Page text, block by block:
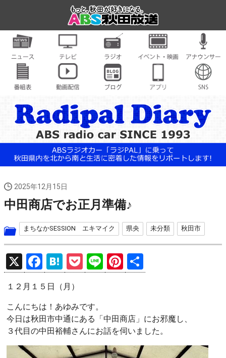
2025年12月15日
中田商店でお正月準備♪
まちなかSESSION エキマイク 県央 未分類 秋田市
X
F
a
ce
b
o
o
H
at
e
n
a
P
o
et
Li
n
Pi
nt
es
t
有
１２月１５日（月）
こんにちは！あゆみです。
今日は秋田市中通にある「中田商店」にお邪魔し、
３代目の中田裕輔さんにお話を伺いました。